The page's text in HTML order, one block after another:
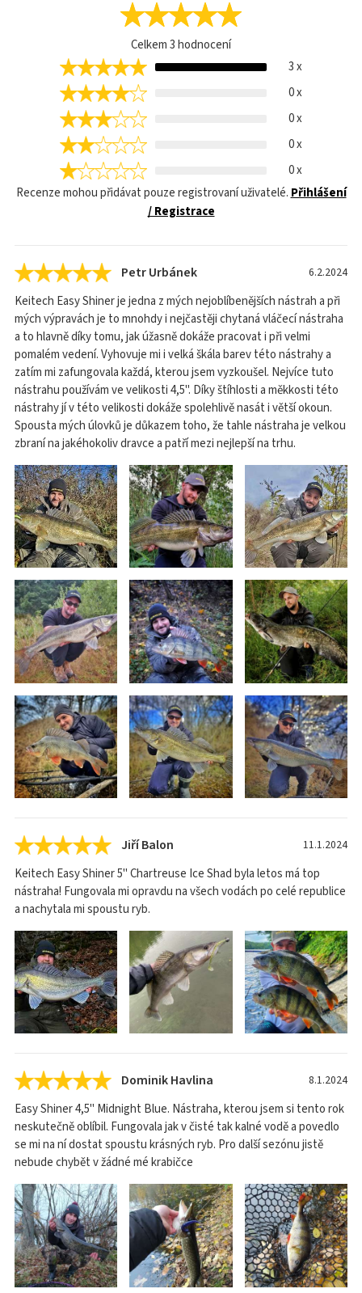
Celkem3hodnocení
3 x
0 x
0 x
0 x
0 x
Recenze mohou přidávat pouze registrovaní uživatelé. Přihlášení
/ Registrace
Petr Urbánek 6.2.2024
Keitech Easy Shiner je jedna z mých nejoblíbenějších nástrah a při
mých výpravách je to mnohdy i nejčastěji chytaná vláčecí nástraha
a to hlavně díky tomu, jak úžasně dokáže pracovat i při velmi
pomalém vedení. Vyhovuje mi i velká škála barev této nástrahy a
zatím mi zafungovala každá, kterou jsem vyzkoušel. Nejvíce tuto
nástrahu používám ve velikosti 4,5". Díky štíhlosti a měkkosti této
nástrahy jí v této velikosti dokáže spolehlivě nasát i větší okoun.
Spousta mých úlovků je důkazem toho, že tahle nástraha je velkou
zbraní na jakéhokoliv dravce a patří mezi nejlepší na trhu.
Jiří Balon 11.1.2024
Keitech Easy Shiner 5" Chartreuse Ice Shad byla letos má top
nástraha! Fungovala mi opravdu na všech vodách po celé republice
a nachytala mi spoustu ryb.
Dominik Havlina 8.1.2024
Easy Shiner 4,5" Midnight Blue. Nástraha, kterou jsem si tento rok
neskutečně oblíbil. Fungovala jak v čisté tak kalné vodě a povedlo
se mi na ní dostat spoustu krásných ryb. Pro další sezónu jistě
nebude chybět v žádné mé krabičce